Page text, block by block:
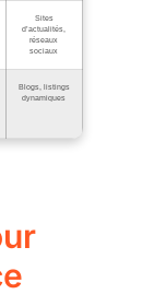
Sites
d’actualités,
réseaux
sociaux
Blogs, listings
dynamiques